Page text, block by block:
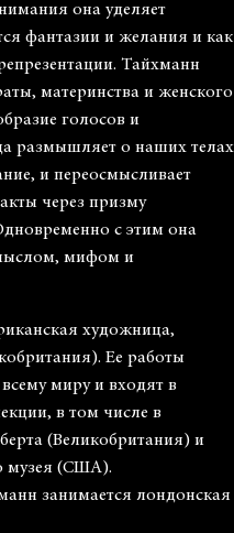
она уделяет
фантазии и желания и как
Тайхманн
материнства и женского
голосов и
размышляет о наших телах
и переосмысливает
через призму
с этим она
мифом и
художница,
Ее работы
миру и входят в
в том числе в
(Великобритания) и
музея (США).
занимается лондонская